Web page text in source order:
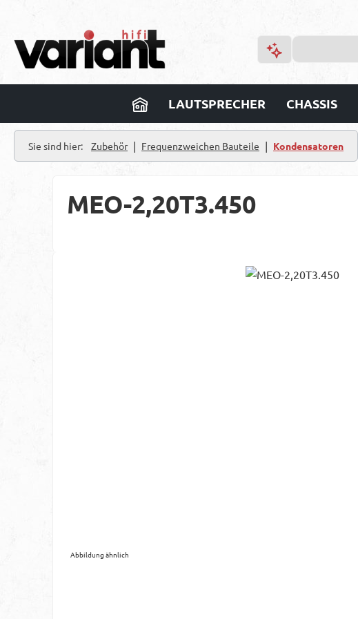
LAUTSPRECHER CHASSIS
Sie sind hier: Zubehör | Frequenzweichen Bauteile | Kondensatoren
MEO-2,20T3.450
Abbildung ähnlich